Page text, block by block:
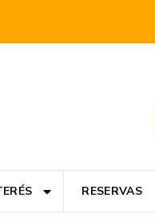
RESERVAS